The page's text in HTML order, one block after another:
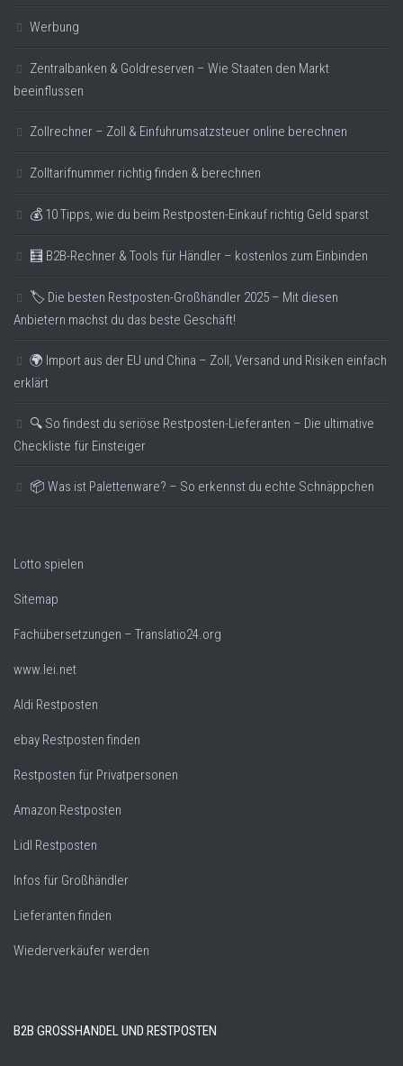
Werbung
Zentralbanken & Goldreserven – Wie Staaten den Markt
beeinflussen
Zollrechner – Zoll & Einfuhrumsatzsteuer online berechnen
Zolltarifnummer richtig finden & berechnen
💰 10 Tipps, wie du beim Restposten-Einkauf richtig Geld sparst
🧮 B2B-Rechner & Tools für Händler – kostenlos zum Einbinden
🏷️ Die besten Restposten-Großhändler 2025 – Mit diesen
Anbietern machst du das beste Geschäft!
🌍 Import aus der EU und China – Zoll, Versand und Risiken einfach
erklärt
🔍 So findest du seriöse Restposten-Lieferanten – Die ultimative
Checkliste für Einsteiger
📦 Was ist Palettenware? – So erkennst du echte Schnäppchen
Lotto spielen
Sitemap
Fachübersetzungen – Translatio24.org
www.lei.net
Aldi Restposten
ebay Restposten finden
Restposten für Privatpersonen
Amazon Restposten
Lidl Restposten
Infos für Großhändler
Lieferanten finden
Wiederverkäufer werden
B2B GROSSHANDEL UND RESTPOSTEN